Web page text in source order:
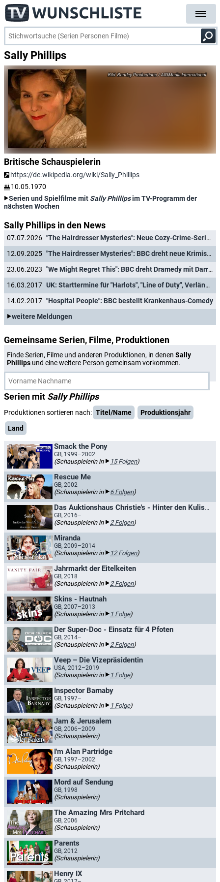
Sally Phillips
Bentley Productions / All3Media International
Britische Schauspielerin
https://de.wikipedia.org/wiki/Sally_Phillips
10.05.1970
Serien und Spielfilme mit Sally Phillipsim TV-Programm der
nächsten Wochen
Sally Phillips in den News
07.07.2026
"The Hairdresser Mysteries": Neue Cozy-Crime-Serie aus England hat Starttermin
12.09.2025
"The Hairdresser Mysteries": BBC dreht neue Krimiserie von "Father Brown"-Machern
23.06.2023
"We Might Regret This": BBC dreht Dramedy mit Darren Boyd ("Killing Eve")
16.03.2017
UK: Starttermine für "Harlots", "Line of Duty", Verlängerung für "Still Game"
14.02.2017 "Hospital People": BBC bestellt Krankenhaus-Comedy
weitere Meldungen
Gemeinsame Serien, Filme, Produktionen
Finde Serien, Filme und anderen Produktionen, in denen Sally
Phillips und eine weitere Person gemeinsam vorkommen.
Serien mit Sally Phillips
Produktionen sortieren nach: Titel/Name
Produktionsjahr
Land
Smack the Pony
GB, 1999–2002
(Schauspielerin in 15 Folgen)
Rescue Me
GB, 2002
(Schauspielerin in 6 Folgen)
Das Auktionshaus Christie's - Hinter den Kulissen
GB, 2016–
(Schauspielerin in 2 Folgen)
Miranda
GB, 2009–2014
(Schauspielerin in 12 Folgen)
Jahrmarkt der Eitelkeiten
GB, 2018
(Schauspielerin in 2 Folgen)
Skins - Hautnah
GB, 2007–2013
(Schauspielerin in 1 Folge)
Der Super-Doc - Einsatz für 4 Pfoten
GB, 2014–
(Schauspielerin in 2 Folgen)
Veep – Die Vizepräsidentin
USA, 2012–2019
(Schauspielerin in 1 Folge)
Inspector Barnaby
GB, 1997–
(Schauspielerin in 1 Folge)
Jam & Jerusalem
GB, 2006–2009
(Schauspielerin)
I'm Alan Partridge
GB, 1997–2002
(Schauspielerin)
Mord auf Sendung
GB, 1998
(Schauspielerin)
The Amazing Mrs Pritchard
GB, 2006
(Schauspielerin)
Parents
GB, 2012
(Schauspielerin)
Henry IX